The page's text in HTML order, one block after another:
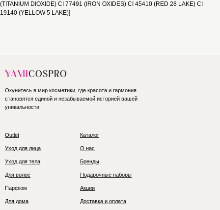
(TITANIUM DIOXIDE) CI 77491 (IRON OXIDES) CI 45410 (RED 28 LAKE) CI
19140 (YELLOW 5 LAKE)]
Outlet
Окунитесь в мир косметики, где красота и гармония
становятся единой и незабываемой историей вашей
уникальности
Уход для лица
Уход для тела
Для волос
Парфюм
Для дома
Каталог
О нас
Бренды
Подарочные наборы
Акции
Доставка и оплата